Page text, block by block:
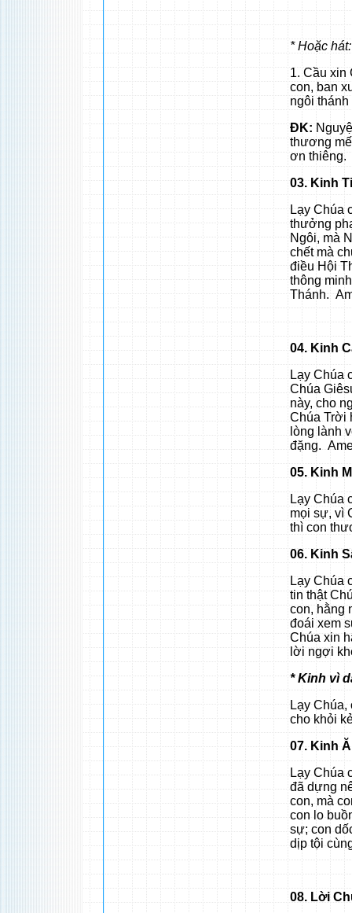
* Hoặc
1. Cầu xin
con, ban
ngôi
ĐK:
thương
ơn thiêng.
03. Kinh
Lạy Chúa
thưởng
Ngôi, mà
chết mà
điều Hội
thông
Thánh.
04. Kinh
Lạy Chúa
Chúa
này, cho
Chúa Trời
lòng lành
đặng.
05. Kinh
Lạy Chúa
mọi sự, vì
thì con
06. Kinh
Lạy Chúa
tin thật
con, hằng
đoái xem
Chúa xin
lời ngợi
* Kinh vì
Lạy
cho khỏi
07. Kinh
Lạy Chúa
đã dựng
con, mà
con lo
sự; con
dịp tội
08. Lời